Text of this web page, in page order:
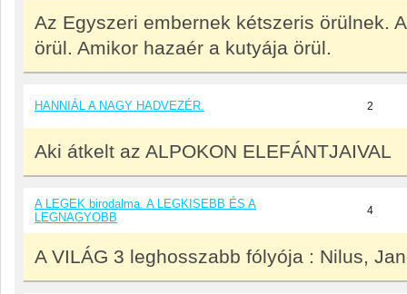
Az Egyszeri embernek kétszeris örülnek.
örül. Amikor hazaér a kutyája örül.
HANNIÁL A NAGY HADVEZÉR. 2
Aki átkelt az ALPOKON ELEFÁNTJAIVAL
A LEGEK birodalma. A LEGKISEBB ÉS A
LEGNAGYOBB
4
A VILÁG 3 leghosszabb fólyója : Nilus,